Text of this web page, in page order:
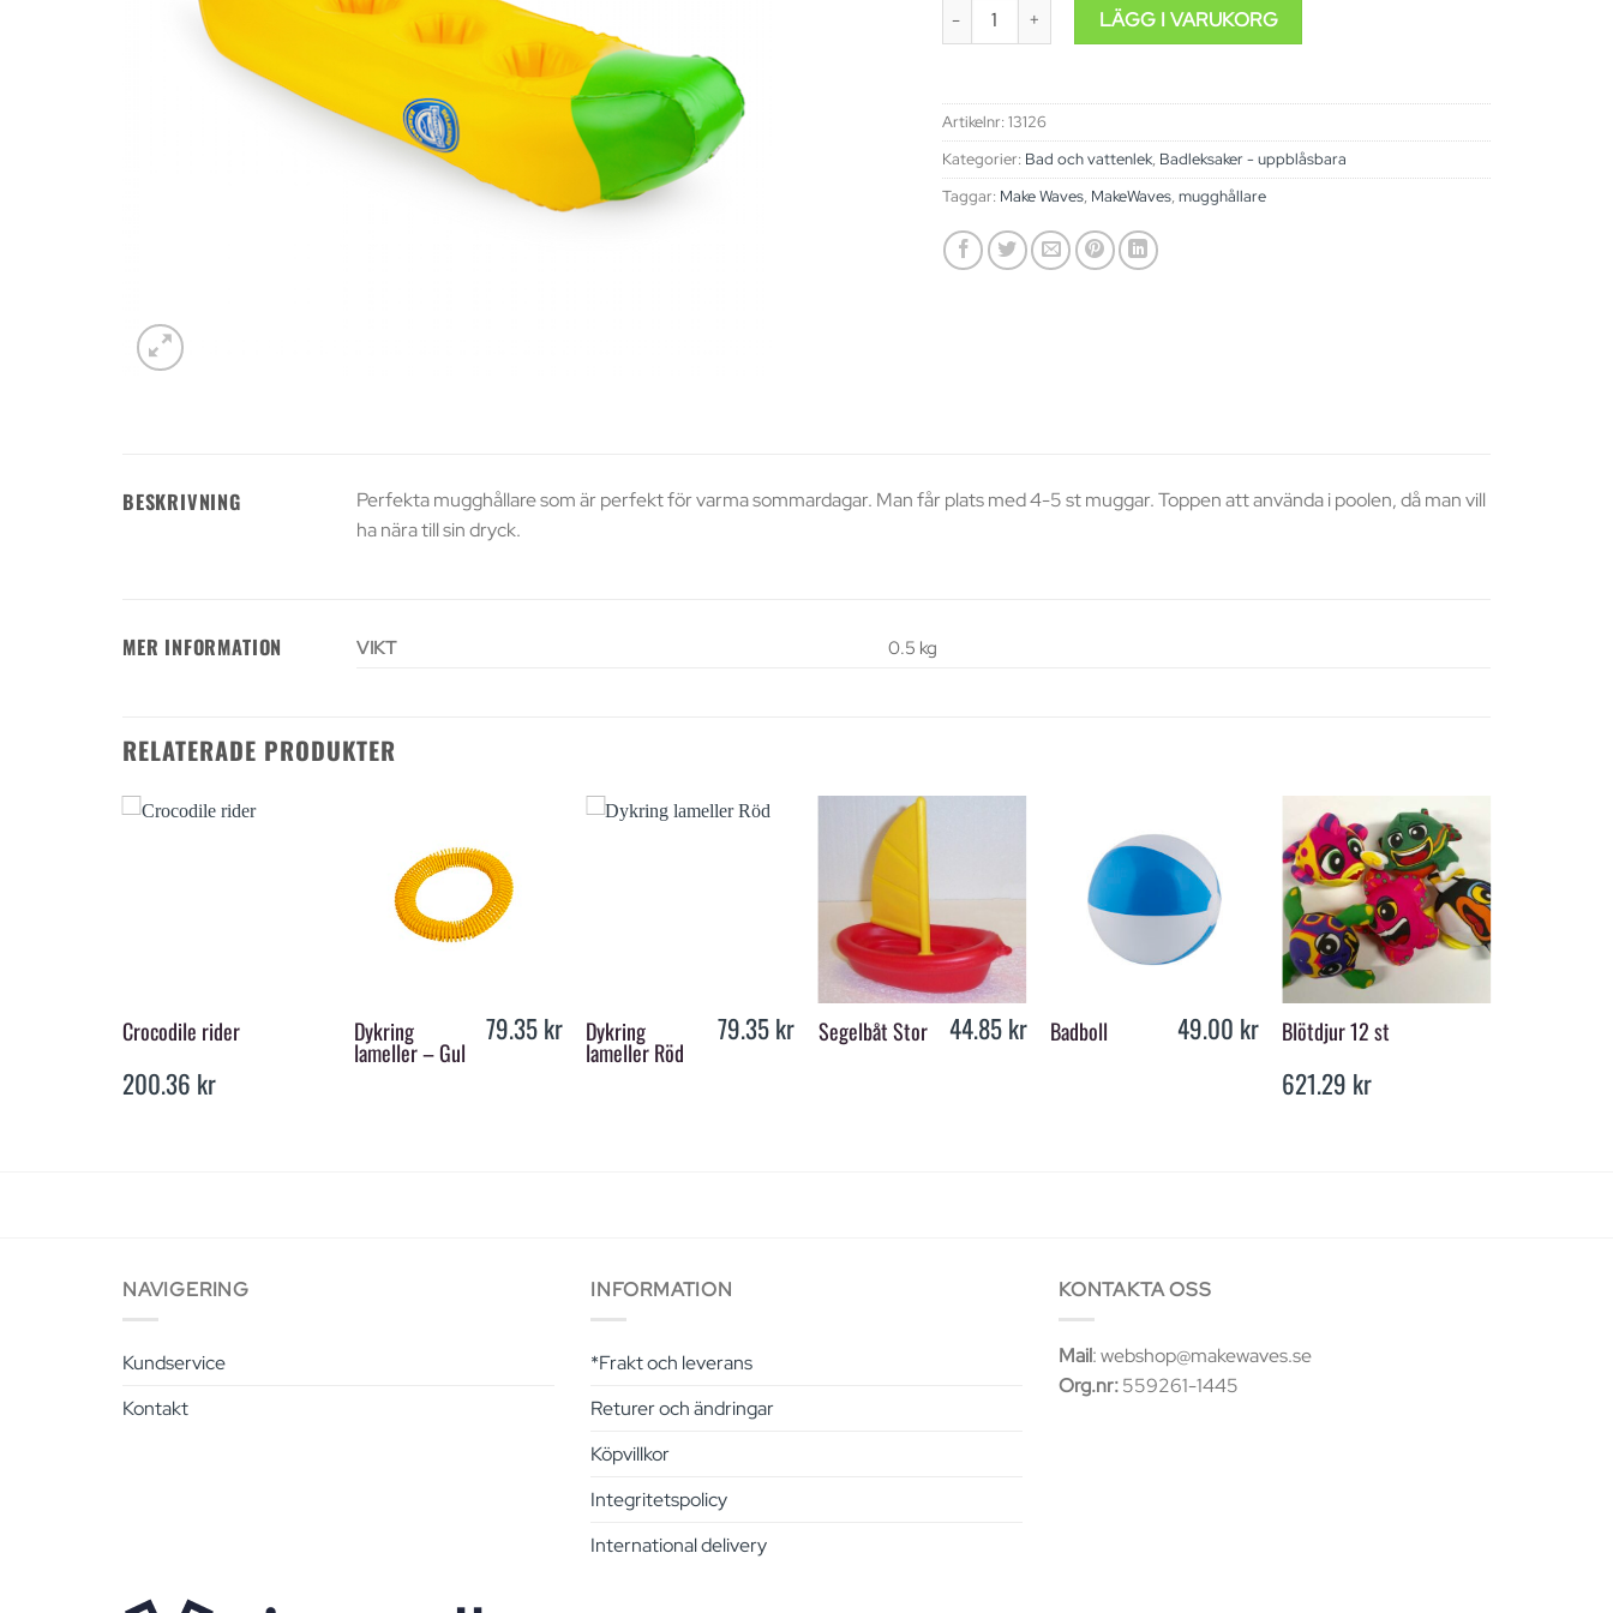
Mugghållare - Banan mängdLÄGG I VARUKORG
Artikelnr: 13126
Kategorier: Bad och vattenlek, Badleksaker - uppblåsbara
Taggar: Make Waves, MakeWaves,mugghållare
BESKRIVNING
Perfekta mugghållare som är perfekt för varma sommardagar. Man får plats med 4-5 st muggar. Toppen att använda i poolen, då man vill
ha nära till sin dryck.
MER INFORMATION VIKT 0.5 kg
RELATERADE PRODUKTER
Crocodile rider
200.36 kr
Dykring
lameller – Gul
79.35kr Dykring
lameller Röd
79.35kr Segelbåt Stor 44.85kr Badboll 49.00 kr
+
Blötdjur 12 st
621.29 kr
NAVIGERING
Kundservice
Kontakt
INFORMATION
*Frakt och leverans
Returer och ändringar
Köpvillkor
Integritetspolicy
International delivery
KONTAKTA OSS
Mail: webshop@makewaves.se
Org.nr:559261-1445